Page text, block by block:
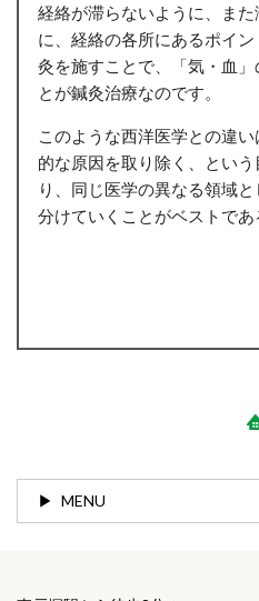
経絡が滞らないように、ま
に、経絡の各所にあるポイ
灸を施すことで、「気・血
とが鍼灸治療なのです。
このような西洋医学との違
的な原因を取り除く、とい
り、同じ医学の異なる領域
分けていくことがベストであ
MENU